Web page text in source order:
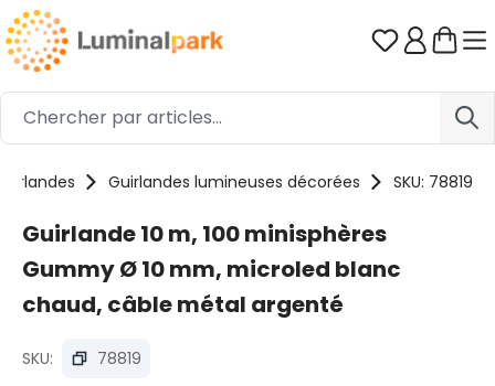
Passer au contenu principal Vous avez
Guirlandes lumineuses décorées SKU: 78819
Guirlande 10 m, 100 minisphères
Gummy Ø 10 mm, microled blanc
chaud, câble métal argenté
SKU: 78819